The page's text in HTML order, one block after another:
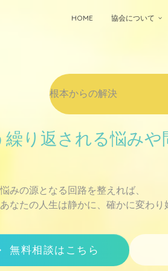
HOME 協会について
根本からの解決
り返される悩みや
悩みの源となる回路を整えれば、
あなたの人生は静かに、確かに変わり
無料相談はこちら